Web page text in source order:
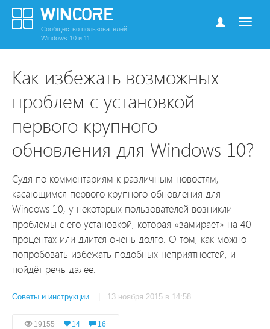
Сообщество пользователей
Windows 10 и 11
Как избежать возможных
проблем с установкой
первого крупного
обновления для Windows 10?
Судя по комментариям к различным новостям,
касающимся первого крупного обновления для
Windows 10, у некоторых пользователей возникли
проблемы с его установкой, которая «замирает» на 40
процентах или длится очень долго. О том, как можно
попробовать избежать подобных неприятностей, и
пойдёт речь далее.
Советы и инструкции | 13 ноября 2015 в 14:58
19155 14 16